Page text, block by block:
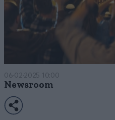
06·02·2025 10:00
Newsroom